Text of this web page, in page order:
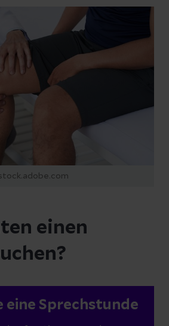
einen
eine Sprechstunde